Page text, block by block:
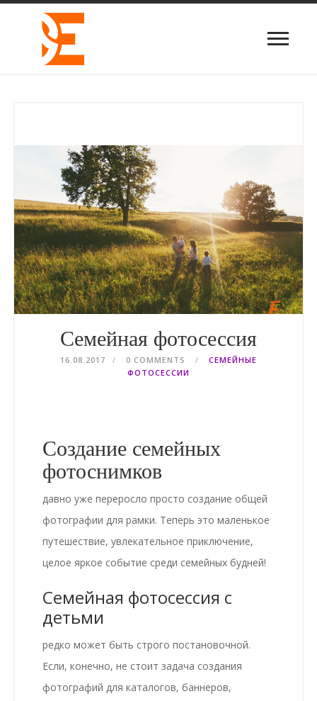
Семейная фотосессия
16.08.2017 0 COMMENTS
СЕМЕЙНЫЕ
ФОТОСЕССИИ
Создание семейных
фотоснимков
давно уже переросло просто создание общей
фотографии для рамки. Теперь это маленькое
путешествие, увлекательное приключение,
целое яркое событие среди семейных будней!
Семейная фотосессия с
детьми
редко может быть строго постановочной.
Если, конечно, не стоит задача создания
фотографий для каталогов, баннеров,